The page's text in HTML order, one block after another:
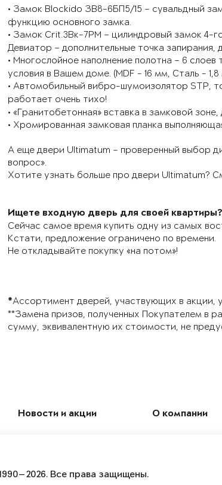
• Замок Blockido ЗВ8-6БП5/15 – сувальдный
функцию основного замка.⠀
• Замок Crit.3Вк-7РМ – цилиндровый замок 4-
Девиатор – дополнительные точка
• Многослойное наполнение полотна – 6
условия в Вашем доме. (MDF - 16 мм, Сталь -
• Автомобильный вибро-шумоизолятор STP,
работает очень тихо!⠀
• «Гранитобетонная» вставка в замковой
• Хромированная замковая планка
А еще двери Ultimatum – проверенный выбор
вопрос».
Хотите узнать больше про двери Ultimatum?
Ищете входную дверь для своей квартиры?
Сейчас самое время купить одну из самых
Кстати, предложение ограничено по времени.
Не откладывайте покупку «на потом»!
*Ассортимент дверей, участвующих в акции,
**Замена призов, полученных Покупателем в
сумму, эквивалентную их стоимости, не
Новости и акции О компании
Все права защищены.